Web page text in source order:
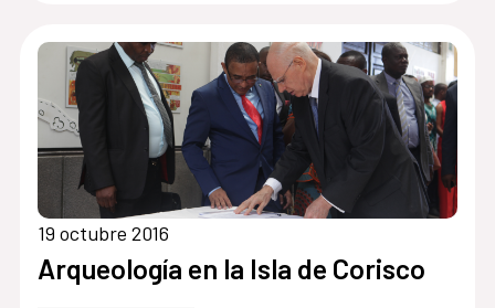
19 octubre 2016
Arqueología en la Isla de Corisco